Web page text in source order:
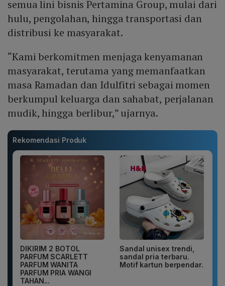
semua lini bisnis Pertamina Group, mulai dari
hulu, pengolahan, hingga transportasi dan
distribusi ke masyarakat.
“Kami berkomitmen menjaga kenyamanan
masyarakat, terutama yang memanfaatkan
masa Ramadan dan Idulfitri sebagai momen
berkumpul keluarga dan sahabat, perjalanan
mudik, hingga berlibur,” ujarnya.
Rekomendasi Produk
DIKIRIM 2 BOTOL
PARFUM SCARLETT
PARFUM WANITA
PARFUM PRIA WANGI
TAHAN...
Sandal unisex trendi,
sandal pria terbaru.
Motif kartun berpendar.